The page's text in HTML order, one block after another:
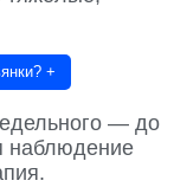
+
— до
наблюдение